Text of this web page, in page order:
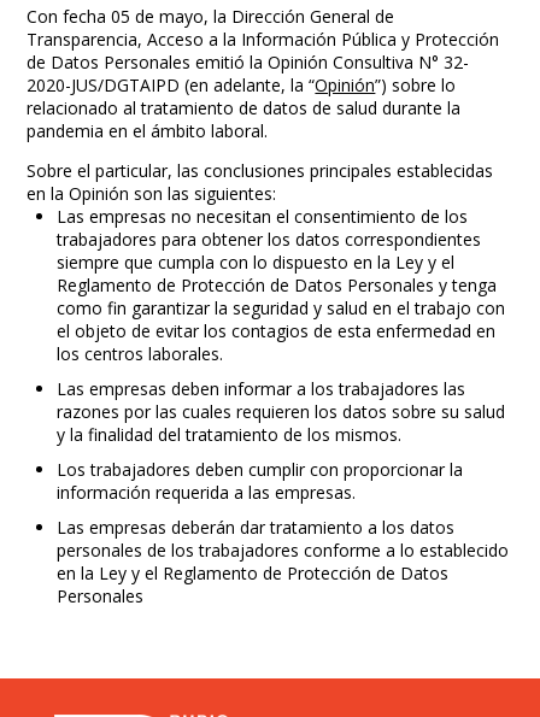
Con fecha 05 de mayo, la Dirección General de
Transparencia, Acceso a la Información Pública y Protección
de Datos Personales emitió la Opinión Consultiva N° 32-
2020-JUS/DGTAIPD (en adelante, la “Opinión”) sobre lo
relacionado al tratamiento de datos de salud durante la
pandemia en el ámbito laboral.
Sobre el particular, las conclusiones principales establecidas
en la Opinión son las siguientes:
Las empresas no necesitan el consentimiento de los
trabajadores para obtener los datos correspondientes
siempre que cumpla con lo dispuesto en la Ley y el
Reglamento de Protección de Datos Personales y tenga
como fin garantizar la seguridad y salud en el trabajo con
el objeto de evitar los contagios de esta enfermedad en
los centros laborales.
Las empresas deben informar a los trabajadores las
razones por las cuales requieren los datos sobre su salud
y la finalidad del tratamiento de los mismos.
Los trabajadores deben cumplir con proporcionar la
información requerida a las empresas.
Las empresas deberán dar tratamiento a los datos
personales de los trabajadores conforme a lo establecido
en la Ley y el Reglamento de Protección de Datos
Personales